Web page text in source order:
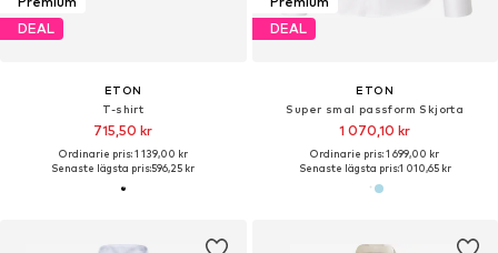
DEAL
ETON
T-shirt
715,50 kr
Ordinarie pris: 1 139,00 kr
Senaste lägsta pris:596,25 kr
DEAL
ETON
Super smal passform Skjorta
1 070,10 kr
Ordinarie pris: 1 699,00 kr
Senaste lägsta pris:1 010,65 kr